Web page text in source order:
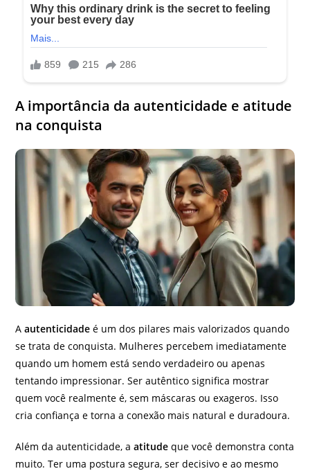
A importância da autenticidade e atitude
na conquista
Aautenticidade é um dos pilares mais valorizados quando
se trata de conquista. Mulheres percebem imediatamente
quando um homem está sendo verdadeiro ou apenas
tentando impressionar. Ser autêntico significa mostrar
quem você realmente é, sem máscaras ou exageros. Isso
cria confiança e torna a conexão mais natural e duradoura.
Além da autenticidade, aatitude que você demonstra conta
muito. Ter uma postura segura, ser decisivo e ao mesmo